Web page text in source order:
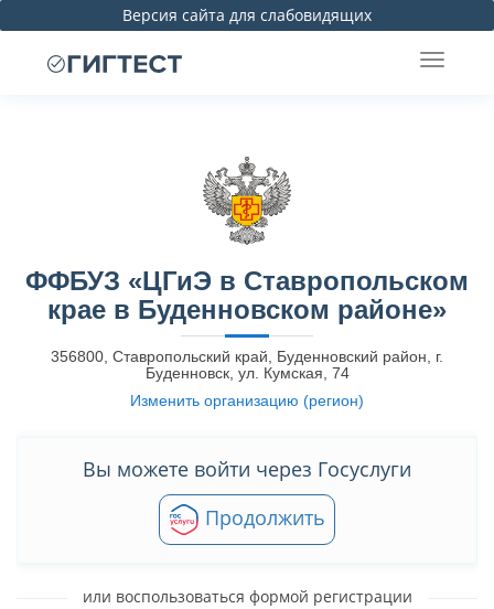
Версия сайта для слабовидящих
ФФБУЗ «ЦГиЭ в Ставропольском
крае в Буденновском районе»
356800, Ставропольский край, Буденновский район, г.
Буденновск, ул. Кумская, 74
Изменить организацию (регион)
Вы можете войти через Госуслуги
Продолжить
или воспользоваться формой регистрации